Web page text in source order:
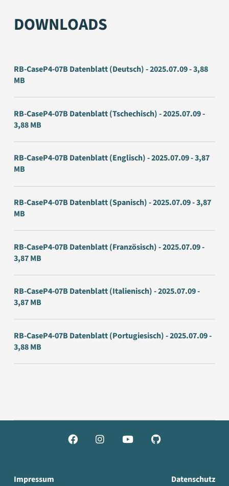
DOWNLOADS
RB-CaseP4-07B Datenblatt (Deutsch) - 2025.07.09 - 3,88
MB
RB-CaseP4-07B Datenblatt (Tschechisch) - 2025.07.09 -
3,88 MB
RB-CaseP4-07B Datenblatt (Englisch) - 2025.07.09 - 3,87
MB
RB-CaseP4-07B Datenblatt (Spanisch) - 2025.07.09 - 3,87
MB
RB-CaseP4-07B Datenblatt (Französisch) - 2025.07.09 -
3,87 MB
RB-CaseP4-07B Datenblatt (Italienisch) - 2025.07.09 -
3,87 MB
RB-CaseP4-07B Datenblatt (Portugiesisch) - 2025.07.09 -
3,88 MB
   
Impressum Datenschutz